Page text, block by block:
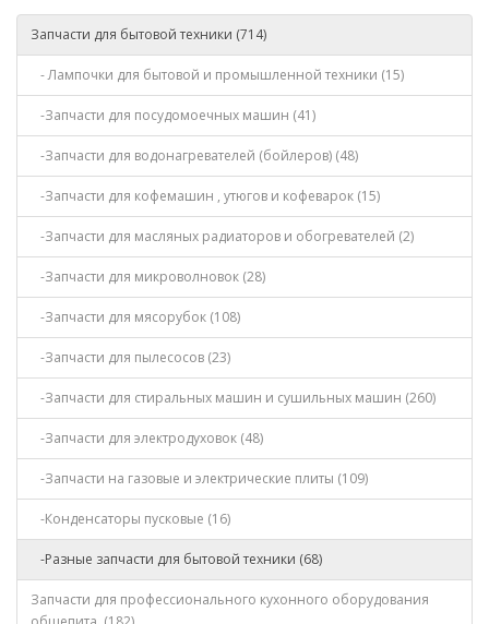
Запчасти для бытовой техники (714)
- Лампочки для бытовой и промышленной техники (15)
-Запчасти для посудомоечных машин (41)
-Запчасти для водонагревателей (бойлеров) (48)
-Запчасти для кофемашин , утюгов и кофеварок (15)
-Запчасти для масляных радиаторов и обогревателей (2)
-Запчасти для микроволновок (28)
-Запчасти для мясорубок (108)
-Запчасти для пылесосов (23)
-Запчасти для стиральных машин и сушильных машин (260)
-Запчасти для электродуховок (48)
-Запчасти на газовые и электрические плиты (109)
-Конденсаторы пусковые (16)
-Разные запчасти для бытовой техники (68)
Запчасти для профессионального кухонного оборудования